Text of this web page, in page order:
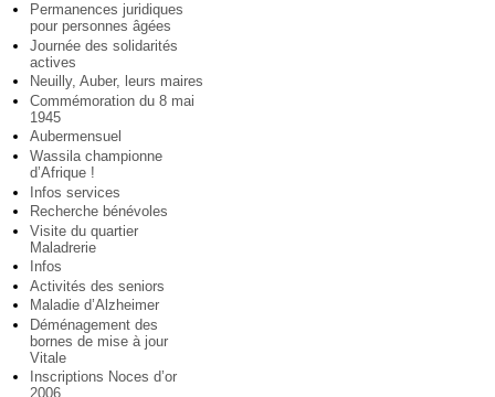
Permanences juridiques
pour personnes âgées
Journée des solidarités
actives
Neuilly, Auber, leurs maires
Commémoration du 8 mai
1945
Aubermensuel
Wassila championne
d’Afrique !
Infos services
Recherche bénévoles
Visite du quartier
Maladrerie
Infos
Activités des seniors
Maladie d’Alzheimer
Déménagement des
bornes de mise à jour
Vitale
Inscriptions Noces d’or
2006